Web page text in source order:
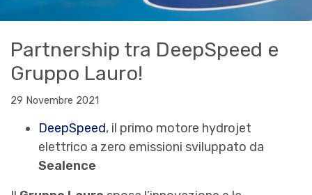
Partnership tra DeepSpeed e
Gruppo Lauro!
29 Novembre 2021
DeepSpeed, il primo motore hydrojet
elettrico a zero emissioni sviluppato da
Sealence